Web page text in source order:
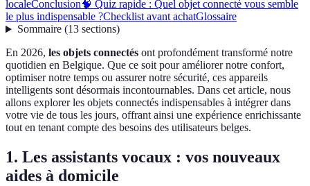
localeConclusion🧠 Quiz rapide : Quel objet connecté vous semble
le plus indispensable ?Checklist avant achatGlossaire
Sommaire(13 sections)
En 2026, les objets connectés ont profondément transformé notre
quotidien en Belgique. Que ce soit pour améliorer notre confort,
optimiser notre temps ou assurer notre sécurité, ces appareils
intelligents sont désormais incontournables. Dans cet article, nous
allons explorer les objets connectés indispensables à intégrer dans
votre vie de tous les jours, offrant ainsi une expérience enrichissante
tout en tenant compte des besoins des utilisateurs belges.
1. Les assistants vocaux : vos nouveaux
aides à domicile